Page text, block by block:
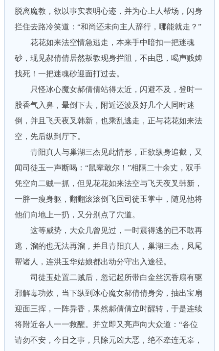
脱离魔教，欲以事实表明心迹，并为心上人帮场，闪身
拦住去路冷笑道：“和尚还未向主人辞行，哪能就走？”
花花如来法空情急逃走，本来手中暗扣一把迷魂
砂，现见郝倩倩居然叛教现身拦阻，不由思，喝声贱婢
找死！一把迷魂砂迎面打过去。
只怪冰心魔女郝倩倩站得太近，闪避不及，登时一
股香气入鼻，晕倒下去，附近还波及好几个人同时迷
倒，并且飞天夜叉韩新，也乘乱逃走，正与花花如来法
空，先后纵到厅下。
青阳真人与巢湖三杰见此情形，正欲纵身追截，又
闻司徒玉一声断喝：“鼠辈敢尔！”相隔二十余丈，双手
凭空向二贼一抓，但见花花如来法空与飞天夜叉韩新，
一胖一瘦身躯，翻翻滚滚倒飞回司徒玉掌中，随见他将
他们向地上一扔，又分别点了穴道。
这等威势，大众几曾见过，一时震得逃的已不敢再
逃，溜的也无法再溜，并且青阳真人，巢湖三杰，凤尾
帮诸人，连洪玉华姑娘都出动分守出入途径。
司徒玉处置二贼后，忽记起所带白金丝沉香扇有驱
邪解毒功效，当下纵到冰心魔女郝倩倩身旁，抽出宝扇
迎面三挥，一阵异香，果然郝倩倩立时醒转，于是连续
将附近各人一一救醒。并立即又亮声向大众道：“各位
请勿不安，今日之事，只除元凶大恶，绝不牵连无辜，